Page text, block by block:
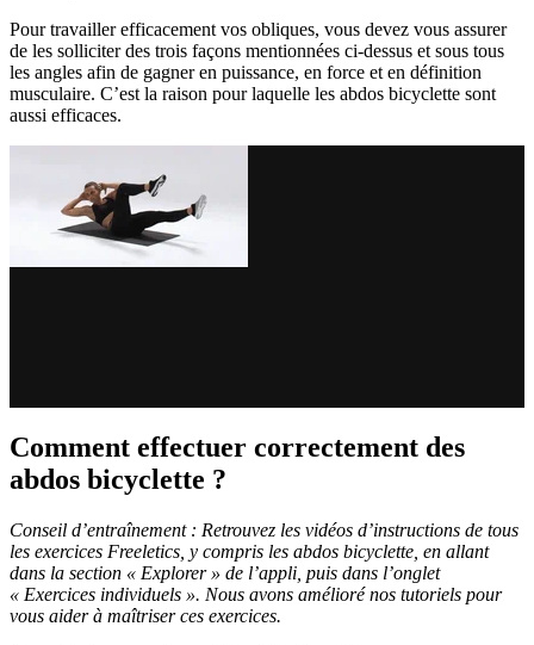
Pour travailler efficacement vos obliques, vous devez vous assurer
de les solliciter des trois façons mentionnées ci-dessus et sous tous
les angles afin de gagner en puissance, en force et en définition
musculaire. C’est la raison pour laquelle les abdos bicyclette sont
aussi efficaces.
Comment effectuer correctement des
abdos bicyclette ?
Conseil d’entraînement : Retrouvez les vidéos d’instructions de tous
les exercices Freeletics, y compris les abdos bicyclette, en allant
dans la section « Explorer » de l’appli, puis dans l’onglet
« Exercices individuels ». Nous avons amélioré nos tutoriels pour
vous aider à maîtriser ces exercices.